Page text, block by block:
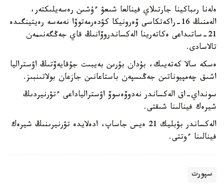
ەلەنا رىباكينا جارتىلاي فينالعا شىعۋ ءۇشىن رەسەيلىكتەر،
الەمنىڭ 16-راكەتكاسى ۆەرونيكا كۋدەرمەتوۆا نەمەسە رەيتينگىدە
21-ساتىداعى ەكاتەرينا الەكساندروۆانىڭ قاي جەڭگەنىمەن
تالاسادى.
ەسكە سالا كەتەيىك، بۇدان بۇرىن بەيبىت جۇقايەۆتىڭ اۋستراليا
اشىق چەمپيوناتىن جەڭىسپەن باستاعانىن جازعان بولاتىنبىز.
سونداي-اق الەكساندر نەدوۆەسوۆ اۋسترالياداعى ءتۋرنيردىڭ
شيرەك فينالىنا شىقتى.
الەكساندر بۋبليك 21 ەيس جاساپ، ادەلايدە تۋرنيرىنىڭ شيرەك
فينالىنا ءوتتى.
سپورت